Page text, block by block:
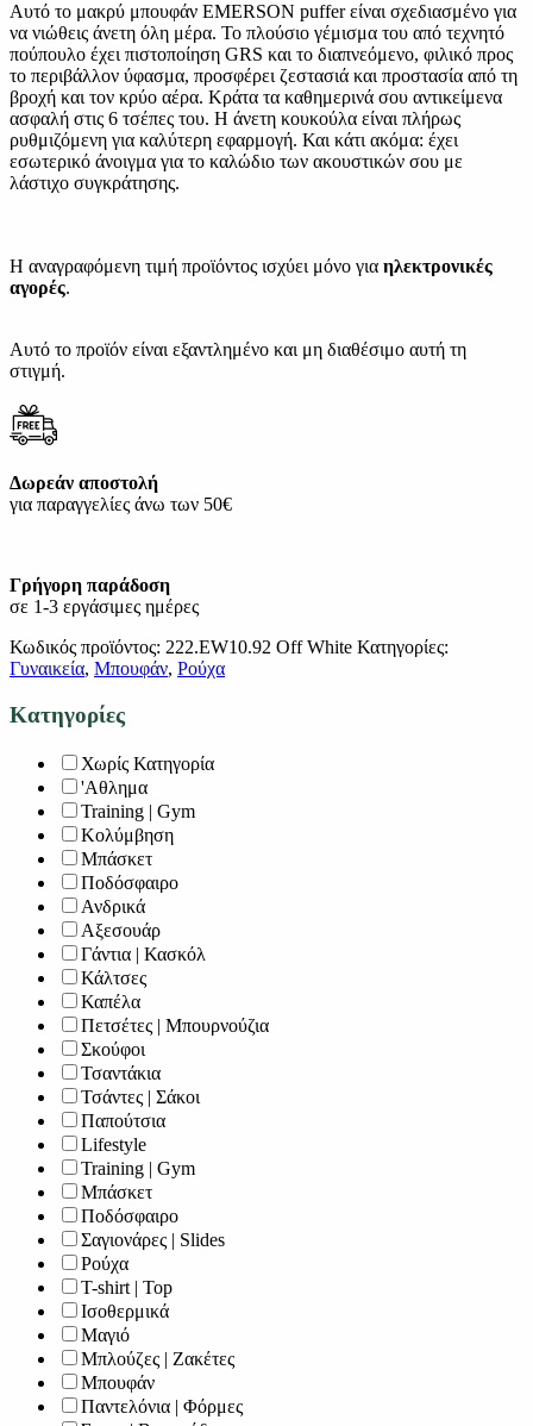
Αυτό το μακρύ μπουφάν EMERSON puffer είναι σχεδιασμένο για
να νιώθεις άνετη όλη μέρα. Το πλούσιο γέμισμα του από τεχνητό
πούπουλο έχει πιστοποίηση GRS και το διαπνεόμενο, φιλικό προς
το περιβάλλον ύφασμα, προσφέρει ζεστασιά και προστασία από τη
βροχή και τον κρύο αέρα. Κράτα τα καθημερινά σου αντικείμενα
ασφαλή στις 6 τσέπες του. Η άνετη κουκούλα είναι πλήρως
ρυθμιζόμενη για καλύτερη εφαρμογή. Και κάτι ακόμα: έχει
εσωτερικό άνοιγμα για το καλώδιο των ακουστικών σου με
λάστιχο συγκράτησης.
Η αναγραφόμενη τιμή προϊόντος ισχύει μόνο για ηλεκτρονικές
αγορές.
Αυτό το προϊόν είναι εξαντλημένο και μη διαθέσιμο αυτή τη
στιγμή.
Δωρεάν αποστολή
για παραγγελίες άνω των 50€
Γρήγορη παράδοση
σε 1-3 εργάσιμες ημέρες
Κωδικός προϊόντος: 222.EW10.92 Off White Κατηγορίες:
Γυναικεία, Μπουφάν, Ρούχα
Κατηγορίες
Χωρίς Κατηγορία
'Αθλημα
Training | Gym
Κολύμβηση
Μπάσκετ
Ποδόσφαιρο
Ανδρικά
Αξεσουάρ
Γάντια | Κασκόλ
Κάλτσες
Καπέλα
Πετσέτες | Μπουρνούζια
Σκούφοι
Τσαντάκια
Τσάντες | Σάκοι
Παπούτσια
Lifestyle
Training | Gym
Μπάσκετ
Ποδόσφαιρο
Σαγιονάρες | Slides
Ρούχα
T-shirt | Top
Ισοθερμικά
Μαγιό
Μπλούζες | Ζακέτες
Μπουφάν
Παντελόνια | Φόρμες